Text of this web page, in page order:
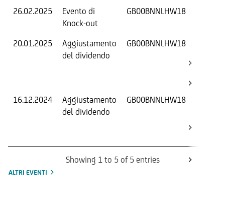
26.02.2025
Evento di
Knock-out
GB00BNNLHW18
20.01.2025
Aggiustamento
del dividendo
GB00BNNLHW18
16.12.2024
Aggiustamento
del dividendo
GB00BNNLHW18
Showing 1 to 5 of 5 entries
ALTRI EVENTI